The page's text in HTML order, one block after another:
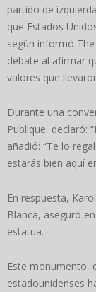
partido de
que Estados
según informó
debate al afirmar
valores que
Durante una
Publique, declaró:
añadió: “Te lo
estarás bien aquí
En respuesta,
Blanca, aseguró
estatua.
Este monumento,
estadounidenses